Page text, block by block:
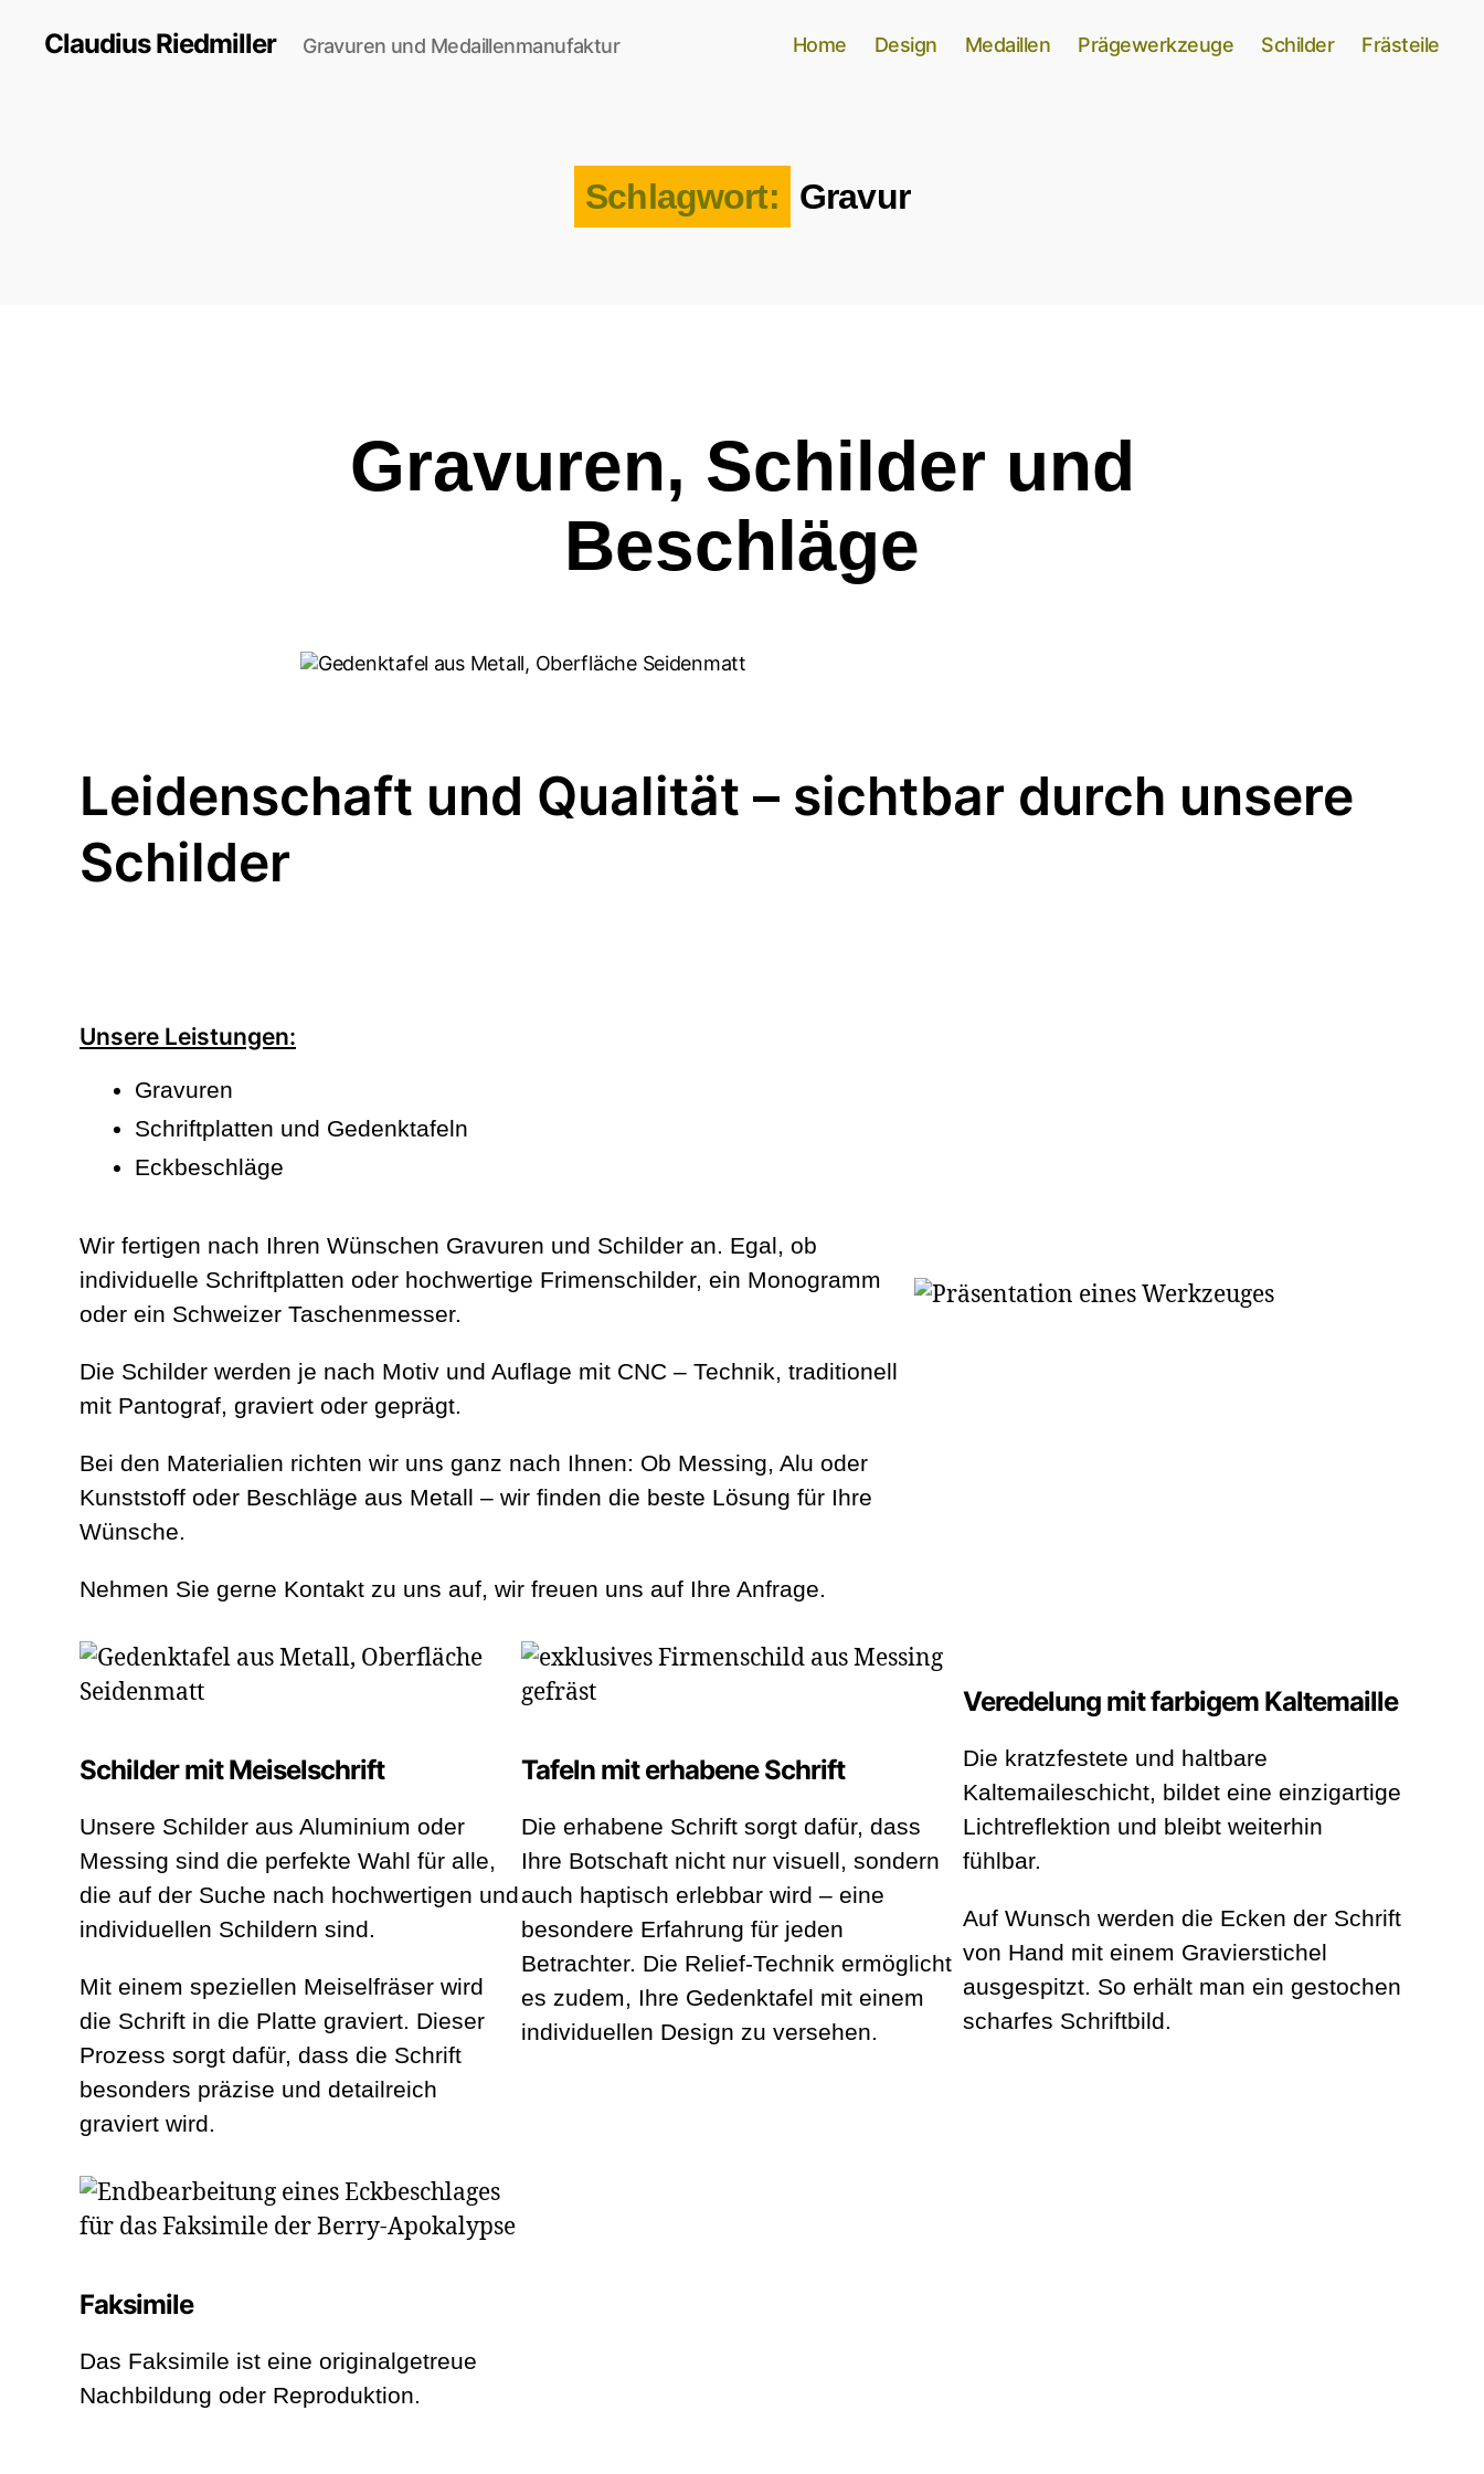
Claudius Riedmiller Gravuren und Medaillenmanufaktur Home Design Medaillen Prägewerkzeuge Schilder Frästeile
Schlagwort: Gravur
Kategorien
Gravuren, Schilder und
Beschläge
Leidenschaft und Qualität – sichtbar durch unsere
Schilder
Unsere Leistungen:
Gravuren
Schriftplatten und Gedenktafeln
Eckbeschläge
Wir fertigen nach Ihren Wünschen Gravuren und Schilder an. Egal, ob
individuelle Schriftplatten oder hochwertige Frimenschilder, ein Monogramm
oder ein Schweizer Taschenmesser.
Die Schilder werden je nach Motiv und Auflage mit CNC – Technik, traditionell
mit Pantograf, graviert oder geprägt.
Bei den Materialien richten wir uns ganz nach Ihnen: Ob Messing, Alu oder
Kunststoff oder Beschläge aus Metall – wir finden die beste Lösung für Ihre
Wünsche.
Nehmen Sie gerne Kontakt zu uns auf, wir freuen uns auf Ihre Anfrage.
Schilder mit Meiselschrift
Unsere Schilder aus Aluminium oder
Messing sind die perfekte Wahl für alle,
die auf der Suche nach hochwertigen und
individuellen Schildern sind.
Mit einem speziellen Meiselfräser wird
die Schrift in die Platte graviert. Dieser
Prozess sorgt dafür, dass die Schrift
besonders präzise und detailreich
graviert wird.
Tafeln mit erhabene Schrift
Die erhabene Schrift sorgt dafür, dass
Ihre Botschaft nicht nur visuell, sondern
auch haptisch erlebbar wird – eine
besondere Erfahrung für jeden
Betrachter. Die Relief-Technik ermöglicht
es zudem, Ihre Gedenktafel mit einem
individuellen Design zu versehen.
Veredelung mit farbigem Kaltemaille
Die kratzfestete und haltbare
Kaltemaileschicht, bildet eine einzigartige
Lichtreflektion und bleibt weiterhin
fühlbar.
Auf Wunsch werden die Ecken der Schrift
von Hand mit einem Gravierstichel
ausgespitzt. So erhält man ein gestochen
scharfes Schriftbild.
Faksimile
Das Faksimile ist eine originalgetreue
Nachbildung oder Reproduktion.